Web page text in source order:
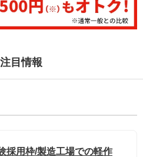
注目情報
採用枠/製造工場での軽作